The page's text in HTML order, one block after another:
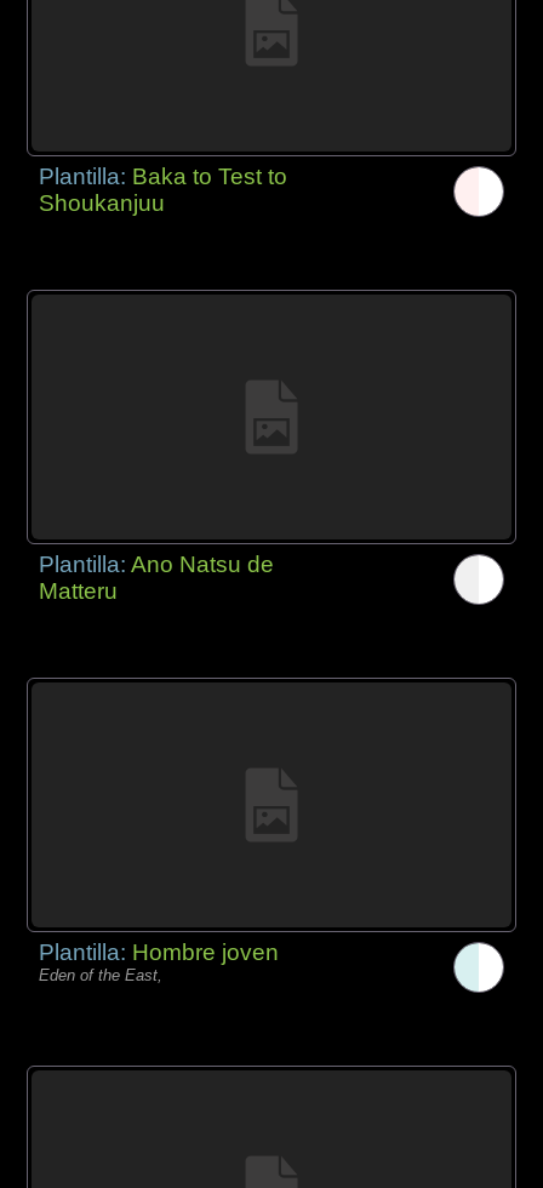
Plantilla: Baka to Test to
Shoukanjuu
Plantilla:Ano Natsu de
Matteru
Plantilla: Hombre joven
Eden of the East,